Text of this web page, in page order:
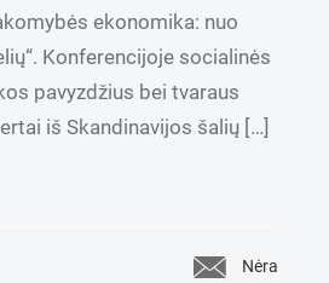
ekonomika: nuo
Konferencijoje socialinės
pavyzdžius bei tvaraus
iš Skandinavijos šalių […]
Nėra